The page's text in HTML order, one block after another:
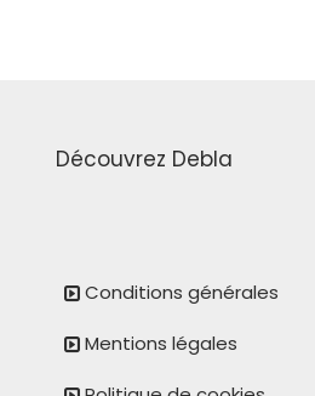
Découvrez Debla
Conditions générales
Mentions légales